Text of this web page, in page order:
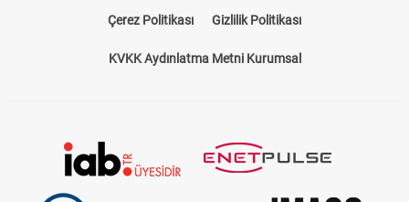
Çerez Politikası Gizlilik Politikası
KVKK Aydınlatma Metni Kurumsal